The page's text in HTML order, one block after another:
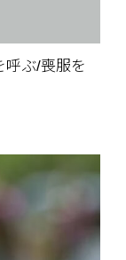
呼ぶ/喪服を